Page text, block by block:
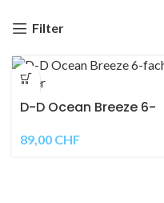
Filter
D-D Ocean Breeze 6-
89,00 CHF